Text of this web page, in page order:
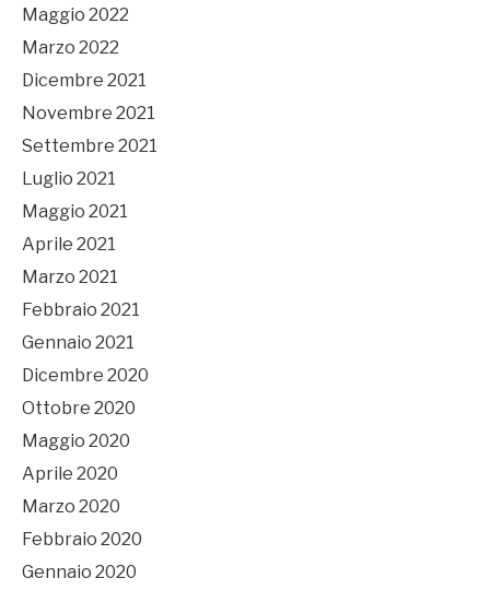
Maggio 2022
Marzo 2022
Dicembre 2021
Novembre 2021
Settembre 2021
Luglio 2021
Maggio 2021
Aprile 2021
Marzo 2021
Febbraio 2021
Gennaio 2021
Dicembre 2020
Ottobre 2020
Maggio 2020
Aprile 2020
Marzo 2020
Febbraio 2020
Gennaio 2020